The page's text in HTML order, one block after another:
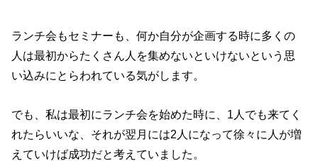
ランチ会もセミナーも、何か自分が企画する時に多くの
人は最初からたくさん人を集めないといけないという思
い込みにとらわれている気がします。
でも、私は最初にランチ会を始めた時に、1人でも来てく
れたらいいな、それが翌月には2人になって徐々に人が増
えていけば成功だと考えていました。